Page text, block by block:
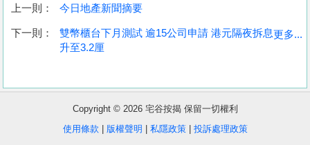
收
盤
上一則： 今日地產新聞摘要
下一則：
雙幣櫃台下月測試 逾15公司申請 港元隔夜拆息
升至3.2厘
更多...
Copyright © 2026 宅谷按揭 保留一切權利
使用條款
版權聲明 私隱政策| 投訴處理政策